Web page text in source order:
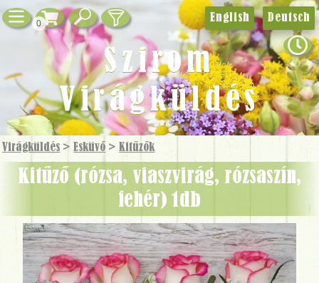
0
Virágküldés > Esküvő > Kitűzők
Kitűző (rózsa, viaszvirág, rózsaszín,
fehér) 1db
English Deutsch
Szirom
Virágküldés